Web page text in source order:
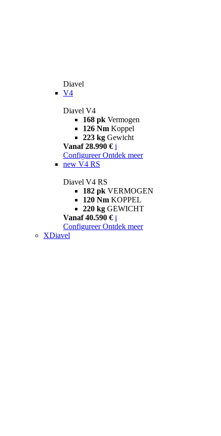
Diavel
V4
Diavel V4
168 pk Vermogen
126 Nm Koppel
223 kg Gewicht
Vanaf 28.990 € i
Configureer Ontdek meer
new V4 RS
Diavel V4 RS
182 pk VERMOGEN
120 Nm KOPPEL
220 kg GEWICHT
Vanaf 40.590 € i
Configureer Ontdek meer
XDiavel